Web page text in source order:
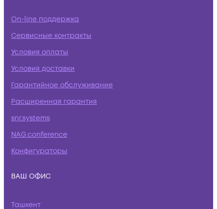
On-line поддержка
Сервисные контракты
Условия оплаты
Условия доставки
Гарантийное обслуживание
Расширенная гарантия
snr.systems
NAG.conference
Конфигураторы
ВАШ ОФИС
Ташкент